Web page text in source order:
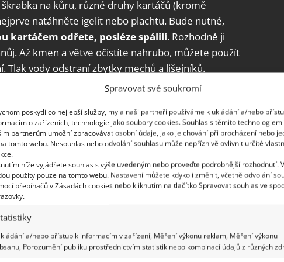
Spravovat své soukromí
poskytli co nejlepší služby, my a naši partneři používáme k ukládání a/nebo
o zařízeních, technologie jako soubory cookies. Souhlas s těmito
partnerům umožní zpracovávat osobní údaje, jako je chování při procházení nebo
tomto webu. Nesouhlas nebo odvolání souhlasu může nepříznivě ovlivnit určité
níže vyjádřete souhlas s výše uvedeným nebo proveďte podrobnější rozhodnutí.
použity pouze na tomto webu. Nastavení můžete kdykoli změnit, včetně odvolání
přepínačů v Zásadách cookies nebo kliknutím na tlačítko Spravovat souhlas ve
a/nebo přístup k informacím v zařízení, Měření výkonu reklam, Měření výkonu
Porozumění publiku prostřednictvím statistik nebo kombinací údajů z různých
na kůru, různé druhy kartáčů (kromě
natáhněte igelit nebo plachtu. Bude nutné,
kartáčem odřete, posléze spálili. Rozhodně ji
Až kmen a větve očistíte nahrubo, můžete použít
Tlak vody odstraní zbytky mechů a lišejníků.
se domácnosti raději vyhnou obloukem.
zbavit i díky octu a skořici
vápnem
i hrubé borky, mají poměrně holou kůru. A pak
zahřeje na vysokou teplotu a v mrazivé zimní noci
v ní vytvoří i velká trhlina. Proto použijte na
Je vhodnější než třeba latex, protože postupně